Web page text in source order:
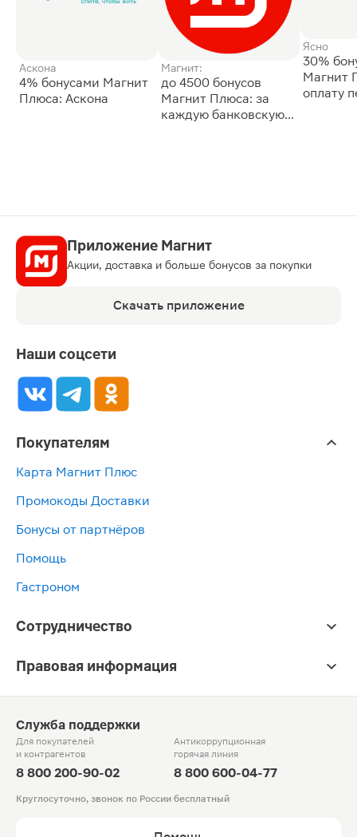
Аскона
4% бонусами Магнит
Плюса: Аскона
Магнит:
до 4500 бонусов
Магнит Плюса: за
каждую банковскую
Ясно
30%
Магнит
оплату
Приложение Магнит
Акции, доставка и больше бонусов за покупки
Скачать приложение
Наши соцсети
Покупателям
Карта Магнит Плюс
Промокоды Доставки
Бонусы от партнёров
Помощь
Гастроном
Сотрудничество
Правовая информация
Служба поддержки
Для покупателей
и контрагентов
8 800 200-90-02
Антикоррупционная
горячая линия
8 800 600-04-77
Круглосуточно, звонок по России бесплатный